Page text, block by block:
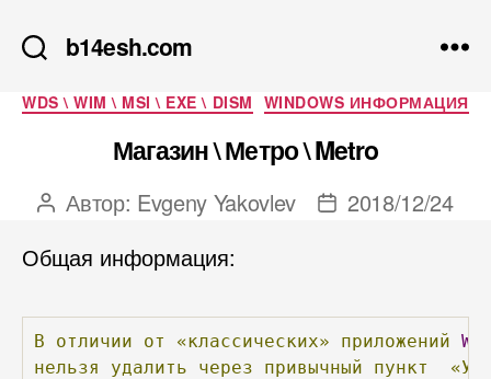
b14esh.com
Рубрики
WDS \ WIM \ MSI \ EXE \ DISM WINDOWS ИНФОРМАЦИЯ
Магазин \ Метро \ Metro
Автор
Автор: Evgeny Yakovlev
Дата2018/12/24
Общая информация:
В отличии от «классических» приложений
нельзя
удалить через привычный пункт